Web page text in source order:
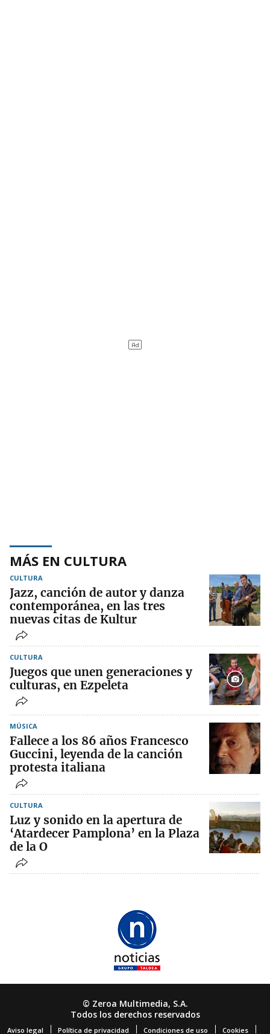
MÁS EN CULTURA
CULTURA
Jazz, canción de autor y danza
contemporánea, en las tres
nuevas citas de Kultur
CULTURA
Juegos que unen generaciones y
culturas, en Ezpeleta
MÚSICA
Fallece a los 86 años Francesco
Guccini, leyenda de la canción
protesta italiana
CULTURA
Luz y sonido en la apertura de
‘Atardecer Pamplona’ en la Plaza
de la O
© Zeroa Multimedia, S.A.
Todos los derechos reservados
Aviso legal Política de privacidad Condiciones de uso Cookies